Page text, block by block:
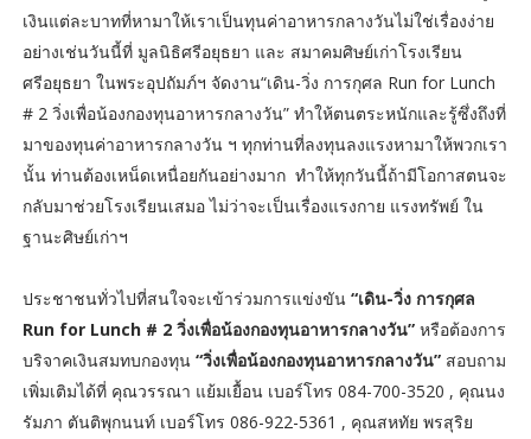
เงินแต่ละบาทที่หามาให้เราเป็นทุนค่าอาหารกลางวันไม่ใช่เรื่องง่าย
อย่างเช่นวันนี้ที่ มูลนิธิศรีอยุธยา และ สมาคมศิษย์เก่าโรงเรียน
ศรีอยุธยา ในพระอุปถัมภ์ฯ จัดงาน“เดิน-วิ่ง การกุศล Run for Lunch
# 2 วิ่งเพื่อน้องกองทุนอาหารกลางวัน” ทำให้ตนตระหนักและรู้ซึ่งถึงที่
มาของทุนค่าอาหารกลางวัน ฯ ทุกท่านที่ลงทุนลงแรงหามาให้พวกเรา
นั้น ท่านต้องเหน็ดเหนื่อยกันอย่างมาก ทำให้ทุกวันนี้ถ้ามีโอกาสตนจะ
กลับมาช่วยโรงเรียนเสมอ ไม่ว่าจะเป็นเรื่องแรงกาย แรงทรัพย์ ใน
ฐานะศิษย์เก่าฯ
ประชาชนทั่วไปที่สนใจจะเข้าร่วมการแข่งขัน “เดิน-วิ่ง การกุศล
Run for Lunch # 2 วิ่งเพื่อน้องกองทุนอาหารกลางวัน” หรือต้องการ
บริจาคเงินสมทบกองทุน “วิ่งเพื่อน้องกองทุนอาหารกลางวัน”สอบถาม
เพิ่มเติมได้ที่ คุณวรรณา แย้มเยื้อน เบอร์โทร 084-700-3520 , คุณนง
รัมภา ตันติพุกนนท์ เบอร์โทร 086-922-5361 , คุณสหทัย พรสุริย